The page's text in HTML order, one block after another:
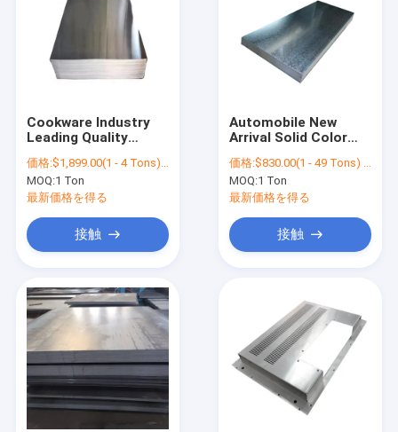
Cookware Industry
Leading Quality
Aluminum Sheet
5005 5052 5083 6061
6063 7075 Price
価格:$1,899.00(1 - 4 Tons) $1,869.00(>=5 Tons)
MOQ:1 Ton
最新価格を得る
接触
Automobile New
Arrival Solid Color
Plates Galvanized
Steel Sheet
価格:$830.00(1 - 49 Tons) $780.00(50 - 99 Tons) $73.00(>=100 Tons)
MOQ:1 Ton
最新価格を得る
接触